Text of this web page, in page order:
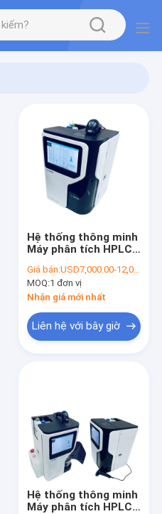
Hệ thống thông minh
Máy phân tích HPLC
Hemoglobin Chẩn
đoán hoàn toàn tự
động
Giá bán:USD7,000.00-12,000.00/Unit
MOQ:1 đơn vị
Nhận giá mới nhất
Liên hệ với bây giờ
Hệ thống thông minh
Máy phân tích HPLC